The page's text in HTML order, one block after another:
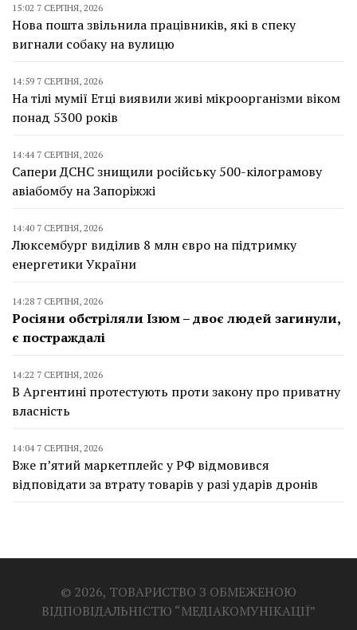
15:02 7 СЕРПНЯ, 2026
Нова пошта звільнила працівників, які в спеку
вигнали собаку на вулицю
14:59 7 СЕРПНЯ, 2026
На тілі мумії Етці виявили живі мікроорганізми віком
понад 5300 років
14:44 7 СЕРПНЯ, 2026
Сапери ДСНС знищили російську 500-кілограмову
авіабомбу на Запоріжжі
14:40 7 СЕРПНЯ, 2026
Люксембург виділив 8 млн євро на підтримку
енергетики України
14:28 7 СЕРПНЯ, 2026
Росіяни обстріляли Ізюм – двоє людей загинули,
є постраждалі
14:22 7 СЕРПНЯ, 2026
В Аргентині протестують проти закону про приватну
власність
14:04 7 СЕРПНЯ, 2026
Вже п’ятий маркетплейс у РФ відмовився
відповідати за втрату товарів у разі ударів дронів
© 2026, ТОВАРИСТВО З ОБМЕЖЕНОЮ
ВІДПОВІДАЛЬНІСТЮ “МЕДІАКОМУНІКАЦІЇ”